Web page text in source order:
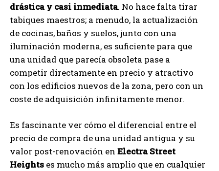
drástica y casi inmediata. No hace falta tirar
tabiques maestros; a menudo, la actualización
de cocinas, baños y suelos, junto con una
iluminación moderna, es suficiente para que
una unidad que parecía obsoleta pase a
competir directamente en precio y atractivo
con los edificios nuevos de la zona, pero con un
coste de adquisición infinitamente menor.
Es fascinante ver cómo el diferencial entre el
precio de compra de una unidad antigua y su
valor post-renovación en Electra Street
Heights es mucho más amplio que en cualquier